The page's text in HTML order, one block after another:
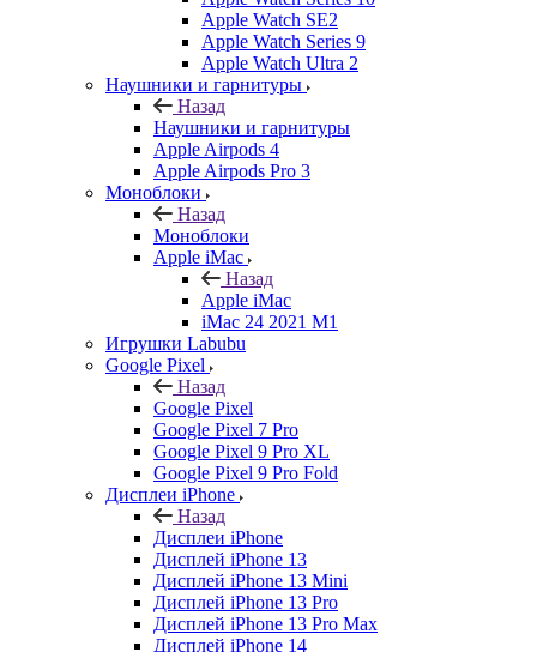
Apple Watch SE2
Apple Watch Series 9
Apple Watch Ultra 2
Наушники и гарнитуры
Назад
Наушники и гарнитуры
Apple Airpods 4
Apple Airpods Pro 3
Моноблоки
Назад
Моноблоки
Apple iMac
Назад
Apple iMac
iMac 24 2021 M1
Игрушки Labubu
Google Pixel
Назад
Google Pixel
Google Pixel 7 Pro
Google Pixel 9 Pro XL
Google Pixel 9 Pro Fold
Дисплеи iPhone
Назад
Дисплеи iPhone
Дисплей iPhone 13
Дисплей iPhone 13 Mini
Дисплей iPhone 13 Pro
Дисплей iPhone 13 Pro Max
Дисплей iPhone 14